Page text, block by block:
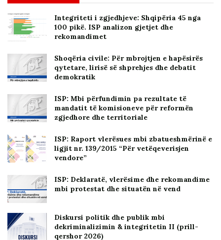
Integriteti i zgjedhjeve: Shqipëria 45 nga
100 pikë. ISP analizon gjetjet dhe
rekomandimet
Shoqëria civile: Për mbrojtjen e hapësirës
qytetare, lirisë së shprehjes dhe debatit
demokratik
ISP: Mbi përfundimin pa rezultate të
mandatit të komisioneve për reformën
zgjedhore dhe territoriale
ISP: Raport vlerësues mbi zbatueshmërinë e
ligjit nr. 139/2015 “Për vetëqeverisjen
vendore”
ISP: Deklaratë, vlerësime dhe rekomandime
mbi protestat dhe situatën në vend
Diskursi politik dhe publik mbi
dekriminalizimin & integritetin II (prill-
qershor 2026)